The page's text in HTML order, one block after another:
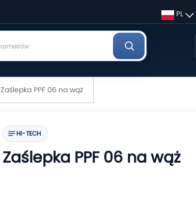
PL
Zaślepka PPF 06 na wąż
HI-TECH
Zaślepka PPF 06 na wąż